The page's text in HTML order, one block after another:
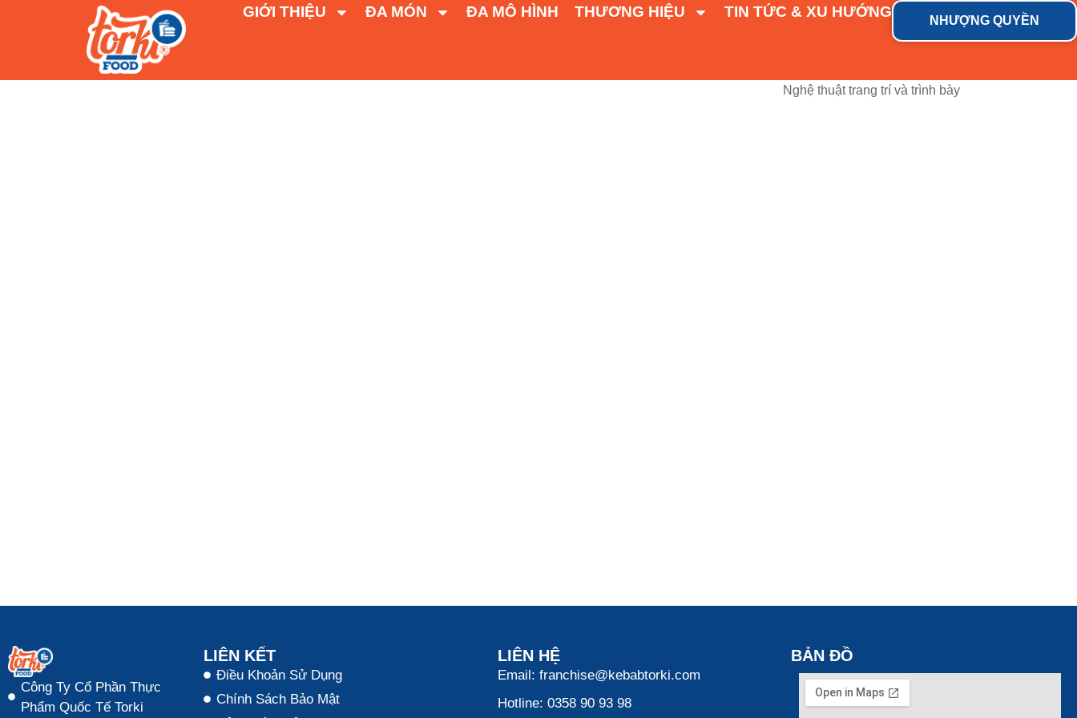
GIỚI THIỆU ĐA MÓN ĐA MÔ HÌNH THƯƠNG HIỆU TIN TỨC & XU HƯỚNG
NHƯỢNG QUYỀN
Nghệ thuật trang trí và trình bày
Công Ty Cổ Phần Thực
Phẩm Quốc Tế Torki
LIÊN KẾT
Điều Khoản Sử Dụng
Chính Sách Bảo Mật
LIÊN HỆ
Email: franchise@kebabtorki.com
Hotline: 0358 90 93 98
BẢN ĐỒ